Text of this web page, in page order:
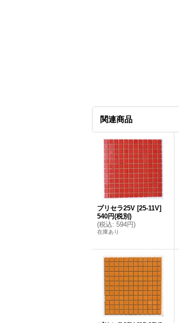
関連商品
プリセラ25V [25-11V]
540円(税別)
(税込: 594円)
在庫あり